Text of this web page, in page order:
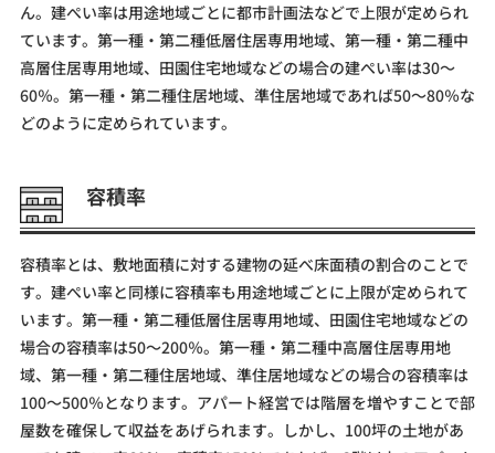
ん。建ぺい率は用途地域ごとに都市計画法などで上限が定められ
ています。第一種・第二種低層住居専用地域、第一種・第二種中
高層住居専用地域、田園住宅地域などの場合の建ぺい率は30～
60％。第一種・第二種住居地域、準住居地域であれば50～80％な
どのように定められています。
容積率
容積率とは、敷地面積に対する建物の延べ床面積の割合のことで
す。建ぺい率と同様に容積率も用途地域ごとに上限が定められて
います。第一種・第二種低層住居専用地域、田園住宅地域などの
場合の容積率は50～200％。第一種・第二種中高層住居専用地
域、第一種・第二種住居地域、準住居地域などの場合の容積率は
100～500％となります。アパート経営では階層を増やすことで部
屋数を確保して収益をあげられます。しかし、100坪の土地があ